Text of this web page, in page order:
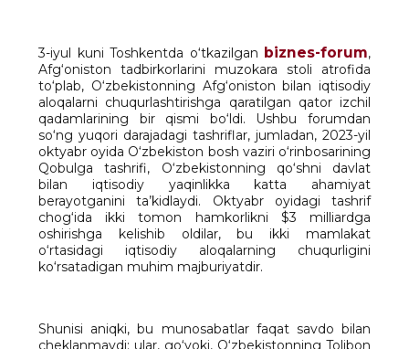
3-iyul kuni Toshkentda o‘tkazilgan biznes-forum,
Afg‘oniston tadbirkorlarini muzokara stoli atrofida
to‘plab, O‘zbekistonning Afg‘oniston bilan iqtisodiy
aloqalarni chuqurlashtirishga qaratilgan qator izchil
qadamlarining bir qismi bo‘ldi. Ushbu forumdan
so‘ng yuqori darajadagi tashriflar, jumladan, 2023-yil
oktyabr oyida O‘zbekiston bosh vaziri o‘rinbosarining
Qobulga tashrifi, O‘zbekistonning qo‘shni davlat
bilan iqtisodiy yaqinlikka katta ahamiyat
berayotganini ta’kidlaydi. Oktyabr oyidagi tashrif
chog‘ida ikki tomon hamkorlikni $3 milliardga
oshirishga kelishib oldilar, bu ikki mamlakat
o‘rtasidagi iqtisodiy aloqalarning chuqurligini
ko‘rsatadigan muhim majburiyatdir.
Shunisi aniqki, bu munosabatlar faqat savdo bilan
cheklanmaydi; ular, go‘yoki, O‘zbekistonning Tolibon